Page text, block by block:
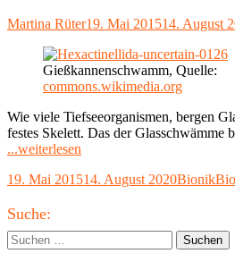
Autor
Martina RüterVeröffentlicht
19. Mai 201514. August
Gießkannenschwamm, Quelle:
commons.wikimedia.org
Wie viele Tiefseeorganismen, bergen
festes Skelett. Das der Glasschwämme
...weiterlesen
Glasbaumeister
Veröffentlicht
19. Mai 201514. August 2020Bionik
Haupt-
Seitenleiste
Suche:
Suchen
nach: